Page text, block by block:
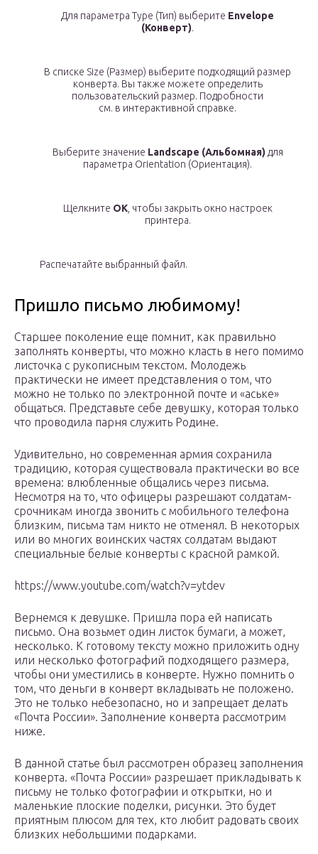
Для параметра Type (Тип) выберите Envelope
(Конверт).
В списке Size (Размер) выберите подходящий размер
конверта. Вы также можете определить
пользовательский размер. Подробности
см. в интерактивной справке.
Выберите значение Landscape (Альбомная) для
параметра Orientation (Ориентация).
Щелкните OK, чтобы закрыть окно настроек
принтера.
Распечатайте выбранный файл.
Пришло письмо любимому!
Старшее поколение еще помнит, как правильно
заполнять конверты, что можно класть в него помимо
листочка с рукописным текстом. Молодежь
практически не имеет представления о том, что
можно не только по электронной почте и «аське»
общаться. Представьте себе девушку, которая только
что проводила парня служить Родине.
Удивительно, но современная армия сохранила
традицию, которая существовала практически во все
времена: влюбленные общались через письма.
Несмотря на то, что офицеры разрешают солдатам-
срочникам иногда звонить с мобильного телефона
близким, письма там никто не отменял. В некоторых
или во многих воинских частях солдатам выдают
специальные белые конверты с красной рамкой.
https://www.youtube.com/watch?v=ytdev
Вернемся к девушке. Пришла пора ей написать
письмо. Она возьмет один листок бумаги, а может,
несколько. К готовому тексту можно приложить одну
или несколько фотографий подходящего размера,
чтобы они уместились в конверте. Нужно помнить о
том, что деньги в конверт вкладывать не положено.
Это не только небезопасно, но и запрещает делать
«Почта России». Заполнение конверта рассмотрим
ниже.
В данной статье был рассмотрен образец заполнения
конверта. «Почта России» разрешает прикладывать к
письму не только фотографии и открытки, но и
маленькие плоские поделки, рисунки. Это будет
приятным плюсом для тех, кто любит радовать своих
близких небольшими подарками.